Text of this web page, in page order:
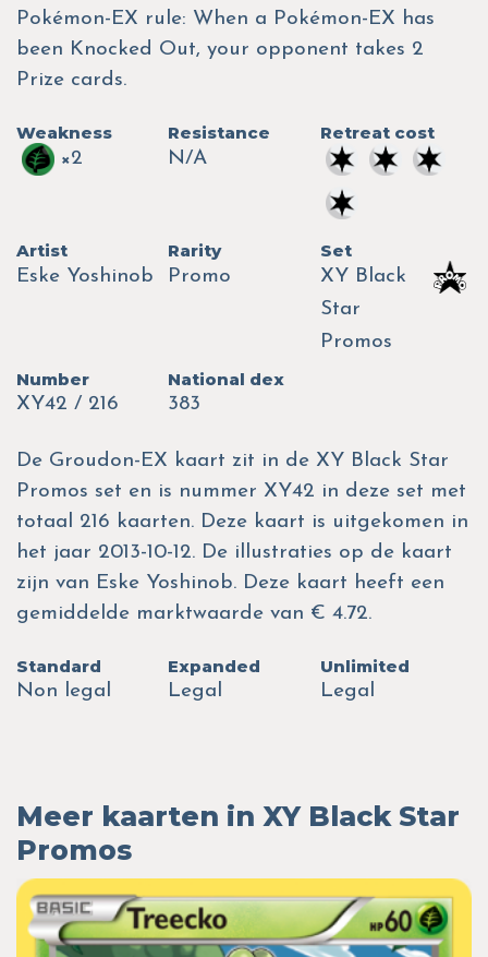
Pokémon-EX rule: When a Pokémon-EX has
been Knocked Out, your opponent takes 2
Prize cards.
Weakness
×2
Resistance
N/A
Retreat cost
Artist
Eske Yoshinob
Rarity
Promo
Set
XY Black
Star
Promos
Number
XY42 / 216
National dex
383
De Groudon-EX kaart zit in de XY Black Star
Promos set en is nummer XY42 in deze set met
totaal 216 kaarten. Deze kaart is uitgekomen in
het jaar 2013-10-12. De illustraties op de kaart
zijn van Eske Yoshinob. Deze kaart heeft een
gemiddelde marktwaarde van € 4.72.
Standard
Non legal
Expanded
Legal
Unlimited
Legal
Meer kaarten in XY Black Star
Promos